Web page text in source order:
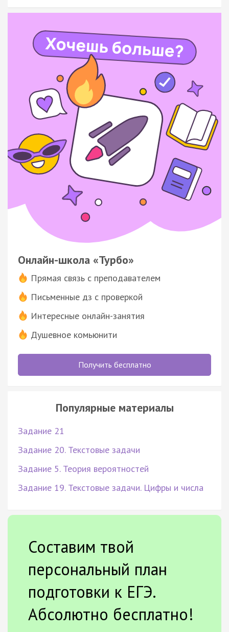
Онлайн-школа «Турбо»
Прямая связь с преподавателем
Письменные дз с проверкой
Интересные онлайн-занятия
Душевное комьюнити
Получить бесплатно
Популярные материалы
Задание 21
Задание 20. Текстовые задачи
Задание 5. Теория вероятностей
Задание 19. Текстовые задачи. Цифры и числа
Составим твой
персональный план
подготовки к ЕГЭ.
Абсолютно бесплатно!